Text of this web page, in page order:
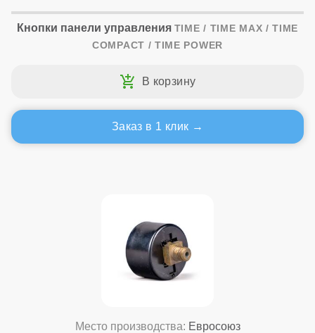
Кнопки панели управления TIME / TIME MAX / TIME
COMPACT / TIME POWER
Заказ в 1 клик
Место производства: Евросоюз